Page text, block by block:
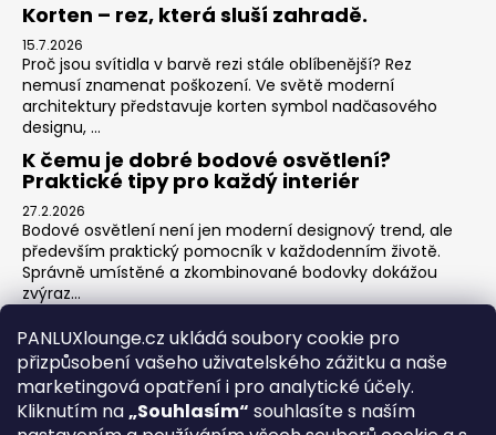
PANLUXlounge.cz ukládá soubory cookie pro
přizpůsobení vašeho uživatelského zážitku a naše
marketingová opatření i pro analytické účely.
Kliknutím na„Souhlasím“ souhlasíte s naším
Korten – rez, která sluší zahradě.
15.7.2026
Proč jsou svítidla v barvě rezi stále oblíbenější? Rez
nemusí znamenat poškození. Ve světě moderní
architektury představuje korten symbol nadčasového
designu, ...
K čemu je dobré bodové osvětlení?
Praktické tipy pro každý interiér
27.2.2026
Bodové osvětlení není jen moderní designový trend, ale
především praktický pomocník v každodenním životě.
Správně umístěné a zkombinované bodovky dokážou
zvýraz...
Jak na zónové osvětlení v obýváku?
3.2.2026
Obývací pokoj je srdcem domova – místo pro relaxaci,
sledování televize, hraní her s dětmi, posezení s přáteli i
klidné chvíle s knihou. Každá z těchto aktivit ...